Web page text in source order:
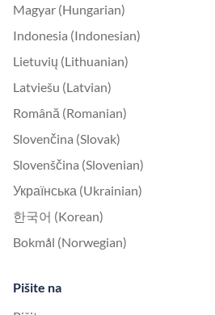
Magyar (Hungarian)
Indonesia (Indonesian)
Lietuvių (Lithuanian)
Latviešu (Latvian)
Română (Romanian)
Slovenčina (Slovak)
Slovenščina (Slovenian)
Українська (Ukrainian)
한국어 (Korean)
Bokmål (Norwegian)
Pišite na